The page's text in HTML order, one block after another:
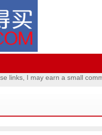
links, I may earn a small